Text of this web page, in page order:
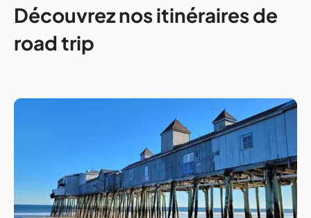
Découvrez nos itinéraires de
road trip